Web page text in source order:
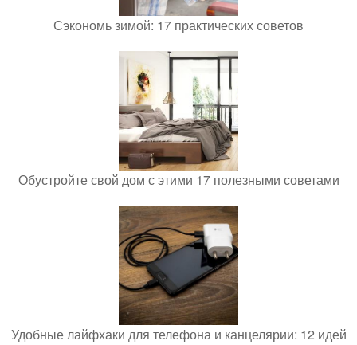
Сэкономь зимой: 17 практических советов
Обустройте свой дом с этими 17 полезными советами
Удобные лайфхаки для телефона и канцелярии: 12 идей